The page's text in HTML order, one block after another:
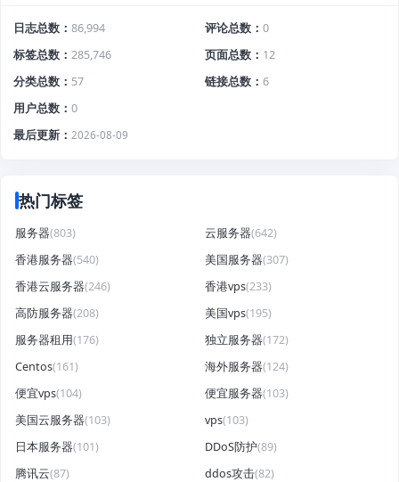
日志总数 86,994 评论总数
0
标签总数
285,746 页面总数
12
分类总数
57 链接总数
6
用户总数
0
最后更新
2026-08-09
热门标签
服务器(803) 云服务器(642)
香港服务器(540) 美国服务器(307)
香港云服务器(246) 香港vps(233)
高防服务器(208) 美国vps(195)
服务器租用(176) 独立服务器(172)
Centos(161) 海外服务器(124)
便宜vps(104) 便宜服务器(103)
美国云服务器(103) vps(103)
日本服务器(101) DDoS防护(89)
腾讯云(87) ddos攻击(82)